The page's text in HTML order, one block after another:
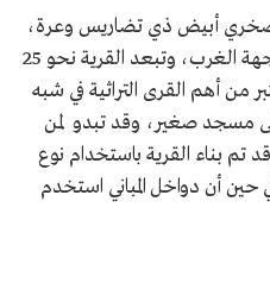
أبيض ذي تضاريس وعرة،
كما أنها تطل على وادي راش من جهة الغرب، وتبعد القرية نحو 25
من أهم القرى التراثية في شبه
مسجد صغير، وقد تبدو لمن
تم بناء القرية باستخدام نوع
حين أن دواخل المباني استخدم